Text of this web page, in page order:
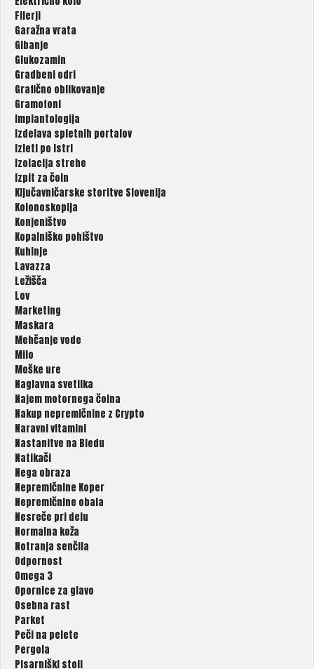
Filerji
Garažna vrata
Gibanje
Glukozamin
Gradbeni odri
Grafično oblikovanje
Gramofoni
Implantologija
Izdelava spletnih portalov
Izleti po Istri
Izolacija strehe
Izpit za čoln
Ključavničarske storitve Slovenija
Kolonoskopija
Konjeništvo
Kopalniško pohištvo
Kuhinje
Lavazza
Ležišča
Lov
Marketing
Maskara
Mehčanje vode
Milo
Moške ure
Naglavna svetilka
Najem motornega čolna
Nakup nepremičnine z Crypto
Naravni vitamini
Nastanitve na Bledu
Natikači
Nega obraza
Nepremičnine Koper
Nepremičnine obala
Nesreče pri delu
Normalna koža
Notranja senčila
Odpornost
Omega 3
Opornice za glavo
Osebna rast
Parket
Peči na pelete
Pergola
Pisarniški stoli